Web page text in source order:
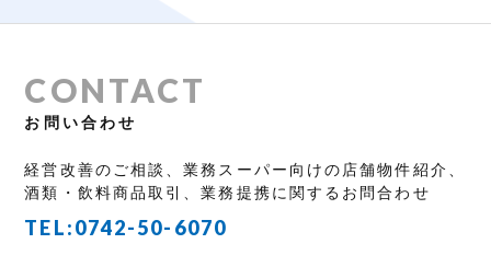
CONTACT
お問い合わせ
経営改善のご相談、業務スーパー向けの店舗物件紹介、
酒類・飲料商品取引、業務提携に関するお問合わせ
TEL:0742-50-6070